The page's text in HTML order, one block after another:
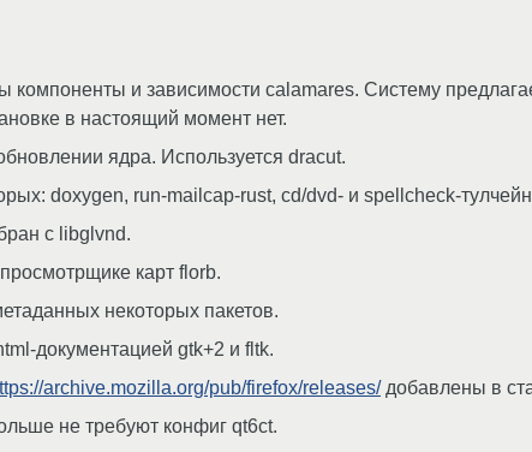
компоненты и зависимости calamares. Систему
в настоящий момент нет.
ядра. Используется dracut.
doxygen, run-mailcap-rust, cd/dvd- и spellcheck-
с libglvnd.
карт florb.
некоторых пакетов.
документацией gtk+2 и fltk.
archive.mozilla.org/pub/firefox/releases/добавлены в
не требуют конфиг qt6ct.